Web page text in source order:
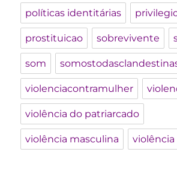
políticas identitárias
prostituicao sobrevivente
som
violenciacontramulher
violência do patriarcado
violência masculina